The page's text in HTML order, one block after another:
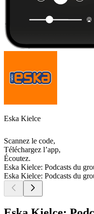
Eska Kielce
Scannez le code,
Téléchargez l’app,
Écoutez.
Eska Kielce: Podcasts du
Eska Kielce: Podcasts du